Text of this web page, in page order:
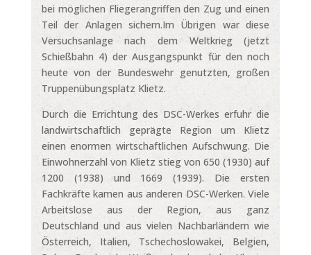
bei möglichen Fliegerangriffen den Zug und einen
Teil der Anlagen sichern.Im Übrigen war diese
Versuchsanlage nach dem Weltkrieg (jetzt
Schießbahn 4) der Ausgangspunkt für den noch
heute von der Bundeswehr genutzten, großen
Truppenübungsplatz Klietz.
Durch die Errichtung des DSC-Werkes erfuhr die
landwirtschaftlich geprägte Region um Klietz
einen enormen wirtschaftlichen Aufschwung. Die
Einwohnerzahl von Klietz stieg von 650 (1930) auf
1200 (1938) und 1669 (1939). Die ersten
Fachkräfte kamen aus anderen DSC-Werken. Viele
Arbeitslose aus der Region, aus ganz
Deutschland und aus vielen Nachbarländern wie
Österreich, Italien, Tschechoslowakei, Belgien,